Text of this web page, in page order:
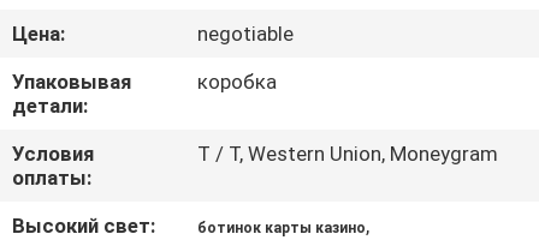
КОНТРОЛЬ
КАЧЕСТВА
КОНТАКТНЫЕ
ДАННЫЕ
Цена:
negotiable
Упаковывая
детали:
коробка
Условия
оплаты:
T / T, Western Union, Moneygram
Высокий свет: ботинок карты казино,